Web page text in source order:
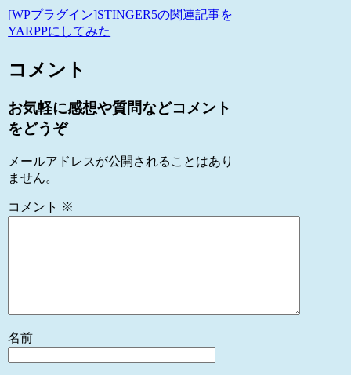
[WPプラグイン]STINGER5の関連記事を
YARPPにしてみた
コメント
お気軽に感想や質問などコメント
をどうぞ
メールアドレスが公開されることはあり
ません。
コメント ※
名前